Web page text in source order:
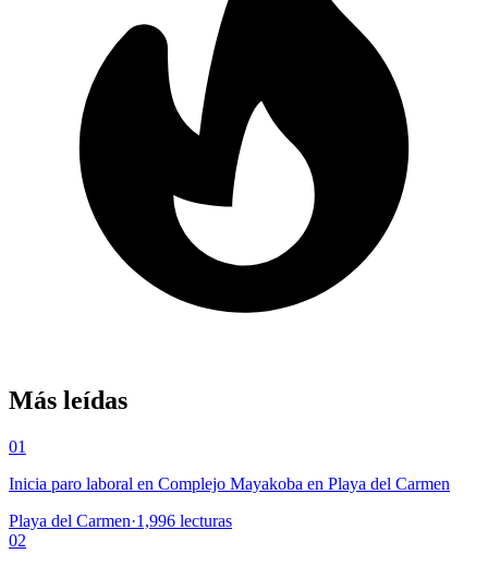
Más leídas
01
Inicia paro laboral en Complejo Mayakoba en Playa del Carmen
Playa del Carmen·1,996 lecturas
02